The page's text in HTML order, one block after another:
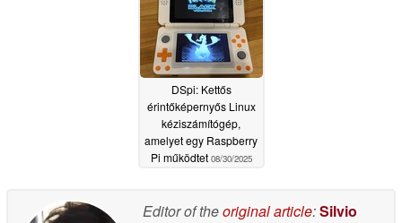
10/24/2025
DSpi: Kettős
érintőképernyős Linux
kéziszámítógép,
amelyet egy Raspberry
Pi működtet 08/30/2025
Editor of theoriginal article:Silvio